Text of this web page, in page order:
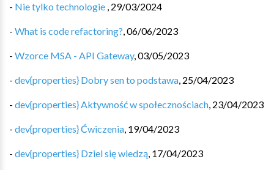
- Nie tylko technologie , 29/03/2024
- What is code refactoring?,06/06/2023
- Wzorce MSA - API Gateway,03/05/2023
- dev{properties} Dobry sen to podstawa, 25/04/2023
- dev{properties} Aktywność w społecznościach, 23/04/2023
- dev{properties} Ćwiczenia, 19/04/2023
- dev{properties} Dziel się wiedzą, 17/04/2023